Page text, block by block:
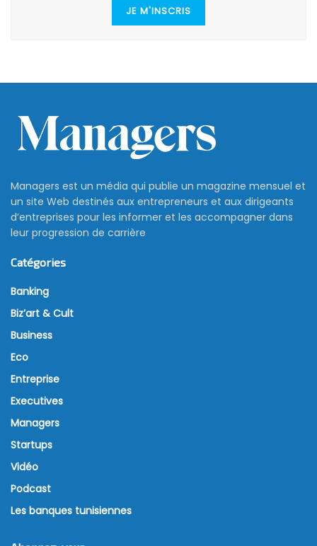
JE M'INSCRIS
Managers est un média qui publie un magazine mensuel et
un site Web destinés aux entrepreneurs et aux dirigeants
d’entreprises pour les informer et les accompagner dans
leur progression de carrière
Catégories
Banking
Biz’art & Cult
Business
Eco
Entreprise
Executives
Managers
Startups
Vidéo
Podcast
Les banques tunisiennes